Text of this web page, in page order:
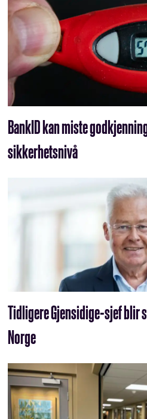
BankID kan miste
sikkerhetsnivå
Tidligere Gjensidige-sjef blir
Norge